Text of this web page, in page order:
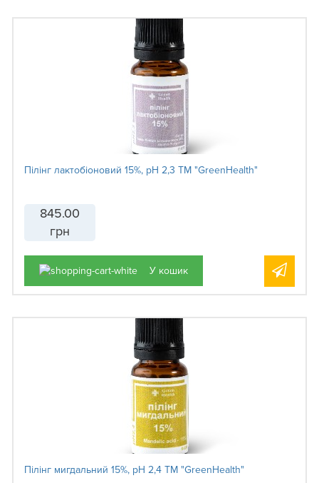
Пілінг лактобіоновий 15%, рН 2,3 ТМ "GreenHealth"
845.00
грн
У кошик
Пілінг мигдальний 15%, рН 2,4 ТМ "GreenHealth"